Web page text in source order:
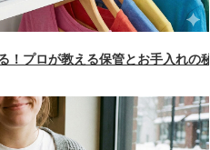
！プロが教える保管とお手入れの